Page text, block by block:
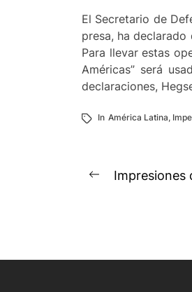
El Secretario de
presa, ha declarado
Para llevar estas
Américas” será
declaraciones,
In América Latina,
Previous
Impresiones